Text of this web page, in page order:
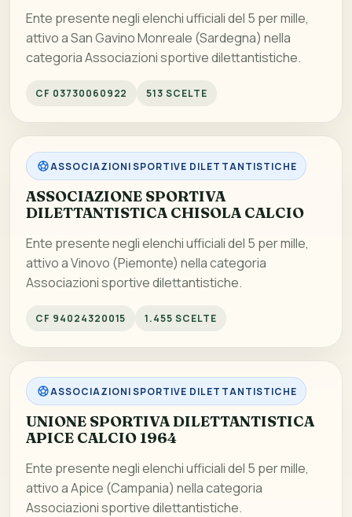
Ente presente negli elenchi ufficiali del 5 per mille,
attivo a San Gavino Monreale (Sardegna) nella
categoria Associazioni sportive dilettantistiche.
CF 03730060922 513 SCELTE
ASSOCIAZIONI SPORTIVE DILETTANTISTICHE
ASSOCIAZIONE SPORTIVA
DILETTANTISTICA CHISOLA CALCIO
Ente presente negli elenchi ufficiali del 5 per mille,
attivo a Vinovo (Piemonte) nella categoria
Associazioni sportive dilettantistiche.
CF 94024320015 1.455 SCELTE
ASSOCIAZIONI SPORTIVE DILETTANTISTICHE
UNIONE SPORTIVA DILETTANTISTICA
APICE CALCIO 1964
Ente presente negli elenchi ufficiali del 5 per mille,
attivo a Apice (Campania) nella categoria
Associazioni sportive dilettantistiche.